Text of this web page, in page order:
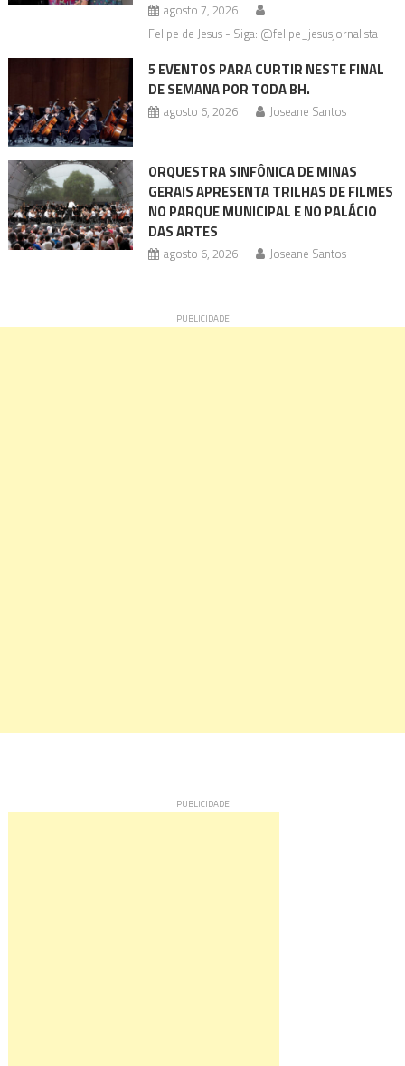
agosto 7, 2026
Felipe de Jesus - Siga: @felipe_jesusjornalista
5 EVENTOS PARA CURTIR NESTE FINAL
DE SEMANA POR TODA BH.
agosto 6, 2026 Joseane Santos
ORQUESTRA SINFÔNICA DE MINAS
GERAIS APRESENTA TRILHAS DE FILMES
NO PARQUE MUNICIPAL E NO PALÁCIO
DAS ARTES
agosto 6, 2026 Joseane Santos